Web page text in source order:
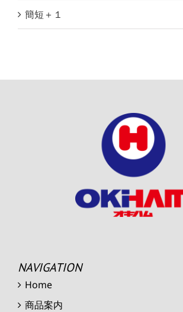
簡短＋１
NAVIGATION
Home
商品案内